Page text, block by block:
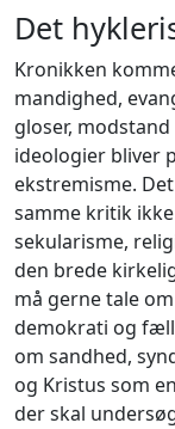
Det
Kronikken
mandighed,
gloser,
ideologier bliver
ekstremisme.
samme kritik
sekularisme,
den brede
må gerne tale
demokrati og
om sandhed,
og Kristus som
der skal